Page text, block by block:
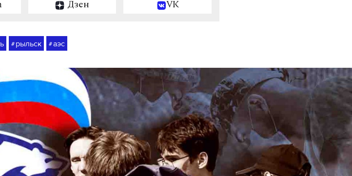
Дзен VK
# рыльск #аэс